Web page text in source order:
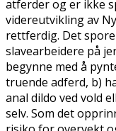
atferder og er ikke
videreutvikling av
rettferdig. Det
slavearbeidere på
begynne med å
truende adferd, b)
anal dildo ved vold
selv. Som det